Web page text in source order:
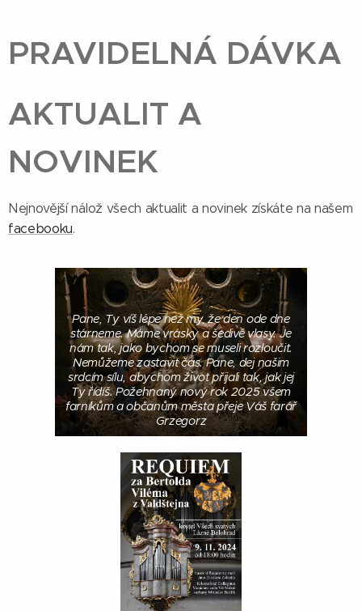
PRAVIDELNÁ DÁVKA
AKTUALIT A
NOVINEK
Nejnovější nálož všech aktualit a novinek získáte na našem
facebooku.
Pane, Ty víš lépe než my, že den ode dne
stárneme. Máme vrásky a šedivé vlasy. Je
nám tak, jako bychom se museli rozloučit.
Nemůžeme zastavit čas. Pane, dej našim
srdcím sílu, abychom život přijali tak, jak jej
Ty řídíš. Požehnaný nový rok 2025 všem
farníkům a občanům města přeje Váš farář
Grzegorz